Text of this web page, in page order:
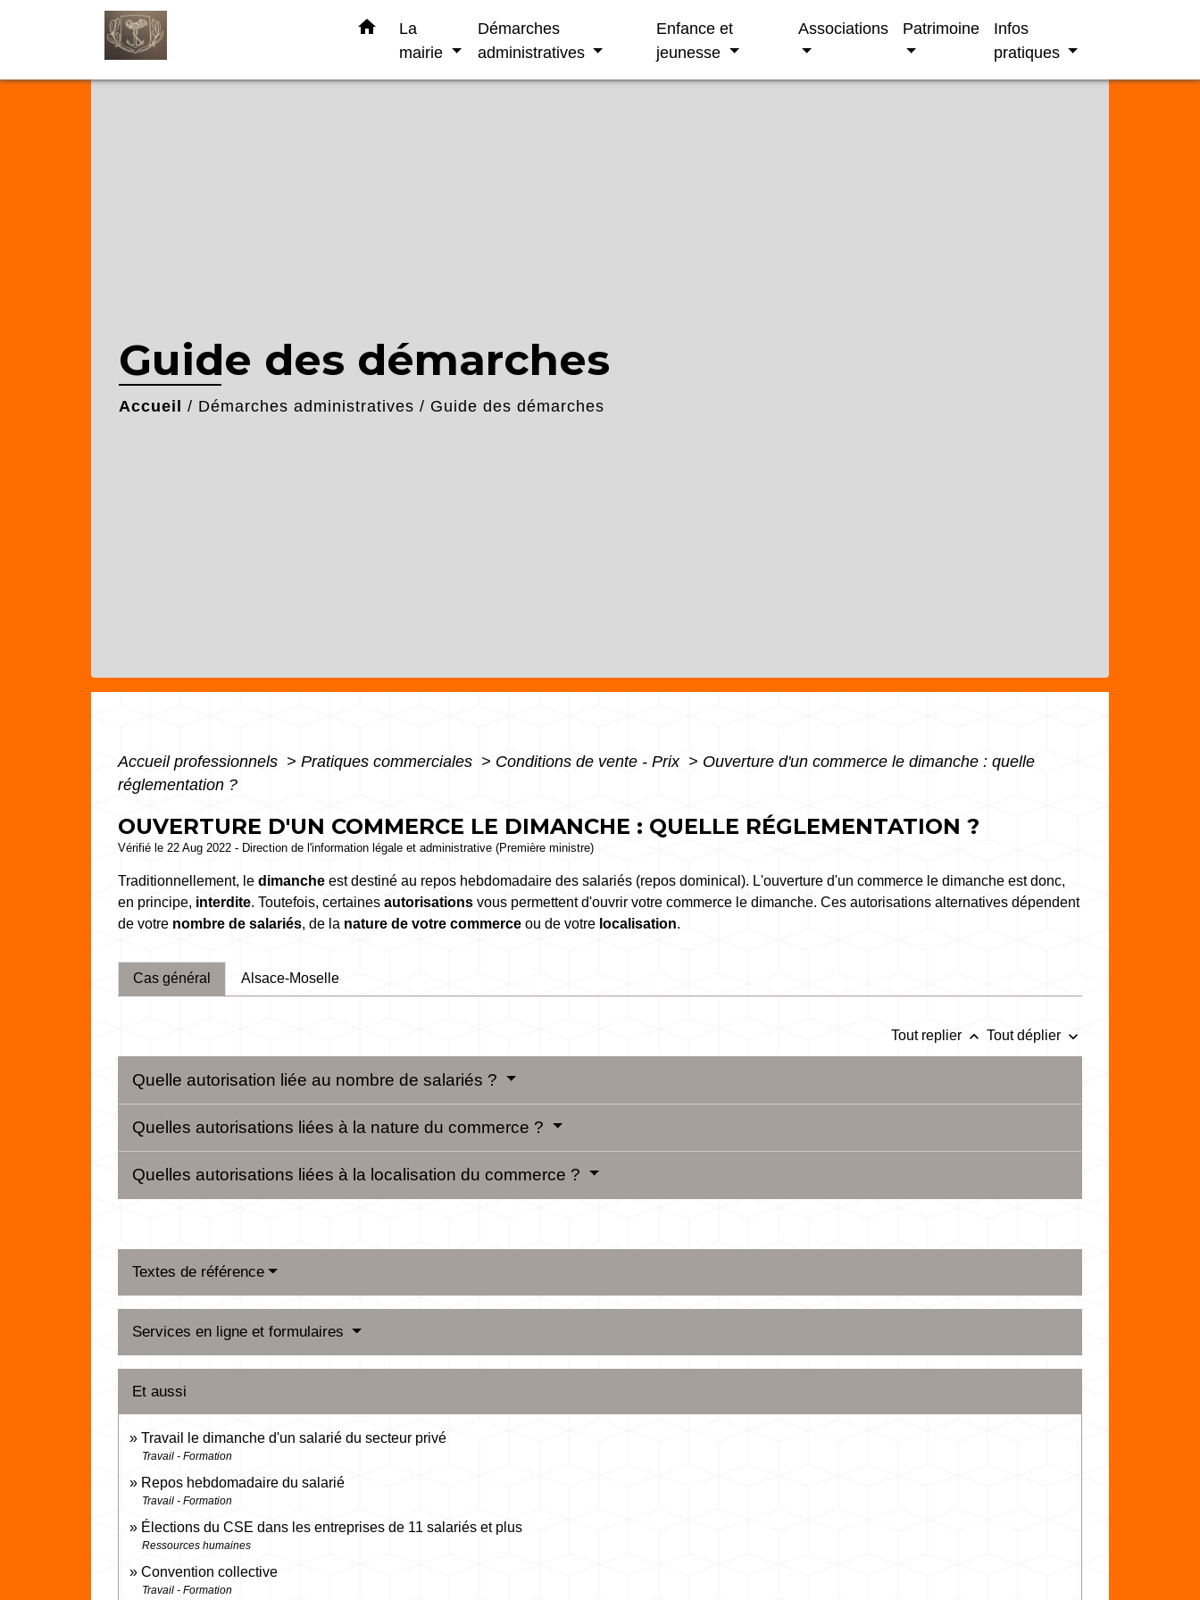
home
La
mairie
Démarches
administratives
Enfance et
jeunesse
Associations Patrimoine
Infos
pratiques
Guide des démarches
Accueil / Démarches administratives / Guide des démarches
Accueil professionnels > Pratiques commerciales > Conditions de vente - Prix > Ouverture d'un commerce le dimanche : quelle
réglementation ?
OUVERTURE D'UN COMMERCE LE DIMANCHE : QUELLE RÉGLEMENTATION ?
Vérifié le 22 Aug 2022 - Direction de l'information légale et administrative (Première ministre)
Traditionnellement, le dimanche est destiné au repos hebdomadaire des salariés (repos dominical). L'ouverture d'un commerce le dimanche est donc,
en principe, interdite. Toutefois, certaines autorisations vous permettent d'ouvrir votre commerce le dimanche. Ces autorisations alternatives dépendent
de votre nombre de salariés, de la nature de votre commerce ou de votre localisation.
Cas général Alsace-Moselle
Tout replier keyboard_arrow_up Tout déplier keyboard_arrow_down
Quelle autorisation liée au nombre de salariés ?
Quelles autorisations liées à la nature du commerce ?
Quelles autorisations liées à la localisation du commerce ?
Textes de référence
Services en ligne et formulaires
Et aussi
Travail le dimanche d'un salarié du secteur privé
Travail - Formation
Repos hebdomadaire du salarié
Travail - Formation
Élections du CSE dans les entreprises de 11 salariés et plus
Ressources humaines
Convention collective
Travail - Formation